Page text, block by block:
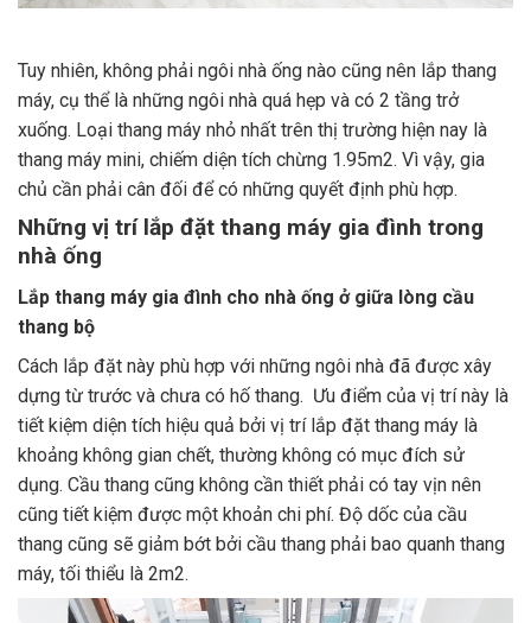
Tuy nhiên, không phải ngôi nhà ống nào cũng nên lắp thang
máy, cụ thể là những ngôi nhà quá hẹp và có 2 tầng trở
xuống. Loại thang máy nhỏ nhất trên thị trường hiện nay là
thang máy mini, chiếm diện tích chừng 1.95m2. Vì vậy, gia
chủ cần phải cân đối để có những quyết định phù hợp.
Những vị trí lắp đặt thang máy gia đình trong
nhà ống
Lắp thang máy gia đình cho nhà ống ở giữa lòng cầu
thang bộ
Cách lắp đặt này phù hợp với những ngôi nhà đã được xây
dựng từ trước và chưa có hố thang. Ưu điểm của vị trí này là
tiết kiệm diện tích hiệu quả bởi vị trí lắp đặt thang máy là
khoảng không gian chết, thường không có mục đích sử
dụng. Cầu thang cũng không cần thiết phải có tay vịn nên
cũng tiết kiệm được một khoản chi phí. Độ dốc của cầu
thang cũng sẽ giảm bớt bởi cầu thang phải bao quanh thang
máy, tối thiểu là 2m2.